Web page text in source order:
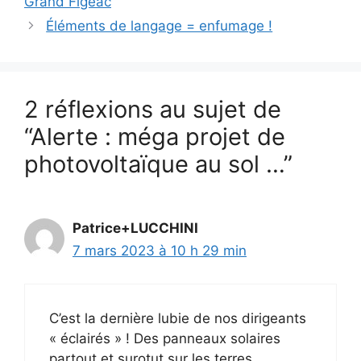
Éléments de langage = enfumage !
2 réflexions au sujet de
“Alerte : méga projet de
photovoltaïque au sol …”
Patrice+LUCCHINI
7 mars 2023 à 10 h 29 min
C’est la dernière lubie de nos dirigeants
« éclairés » ! Des panneaux solaires